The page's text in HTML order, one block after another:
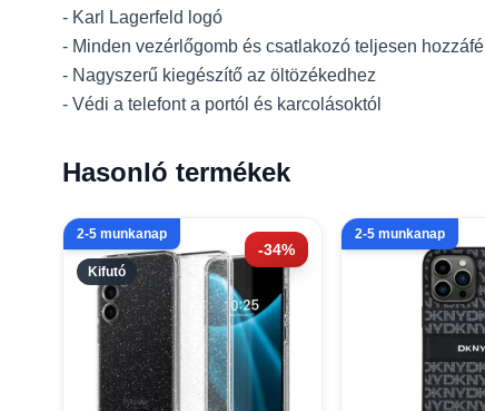
- Karl Lagerfeld logó
- Minden vezérlőgomb és csatlakozó teljesen
- Nagyszerű kiegészítő az öltözékedhez
- Védi a telefont a portól és karcolásoktól
Hasonló termékek
Kifutó
-34%
2-5 munkanap 2-5 munkanap